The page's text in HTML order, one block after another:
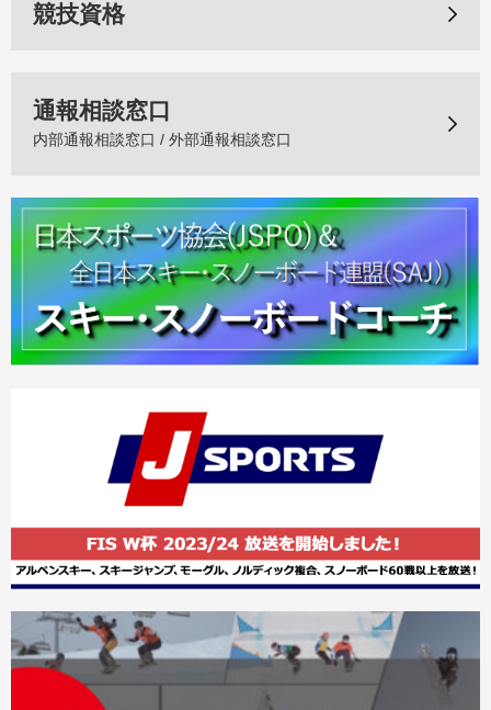
競技資格
通報相談窓口
内部通報相談窓口 / 外部通報相談窓口